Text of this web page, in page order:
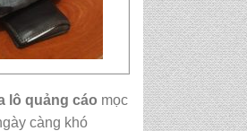
lô quảng cáo mọc
càng khó